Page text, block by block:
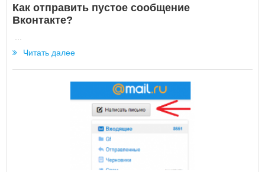
Как отправить пустое сообщение
Вконтакте?
Читать далее